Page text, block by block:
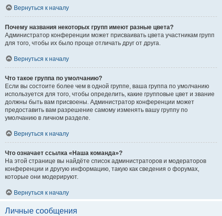
Вернуться к началу
Почему названия некоторых групп имеют разные цвета?
Администратор конференции может присваивать цвета участникам групп
для того, чтобы их было проще отличать друг от друга.
Вернуться к началу
Что такое группа по умолчанию?
Если вы состоите более чем в одной группе, ваша группа по умолчанию
используется для того, чтобы определить, какие групповые цвет и звание
должны быть вам присвоены. Администратор конференции может
предоставить вам разрешение самому изменять вашу группу по
умолчанию в личном разделе.
Вернуться к началу
Что означает ссылка «Наша команда»?
На этой странице вы найдёте список администраторов и модераторов
конференции и другую информацию, такую как сведения о форумах,
которые они модерируют.
Вернуться к началу
Личные сообщения